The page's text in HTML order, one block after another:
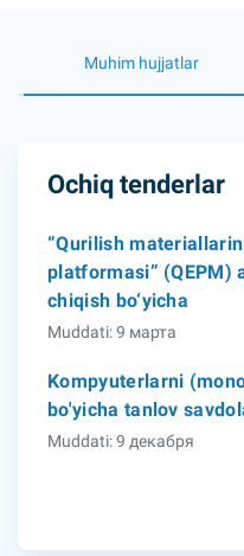
Muhim hujjatlar
Ochiq tenderlar
“Qurilish
platformasi” (QEPM)
chiqish bo‘yicha
Muddati: 9 марта
Kompyuterlarni
bo'yicha tanlov
Muddati: 9 декабря